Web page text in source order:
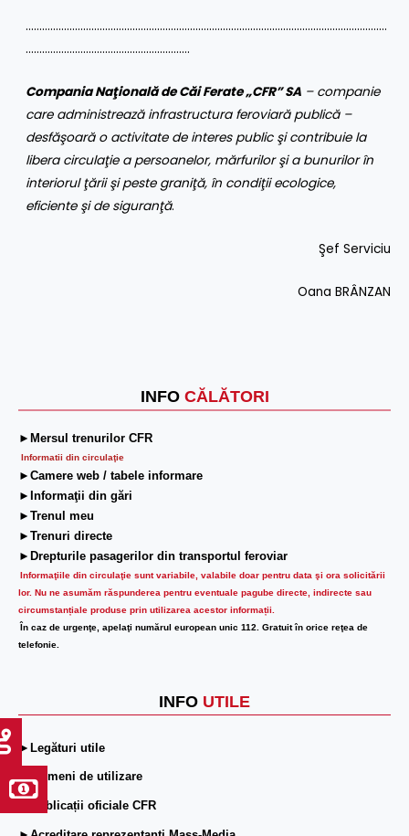
INFO CĂLĂTORI
►Mersul trenurilor CFR
Informatii din circulaţie
►Camere web / tabele informare
►Informaţii din gări
►Trenul meu
►Trenuri directe
►Drepturile pasagerilor din transportul feroviar
Informaţiile din circulaţie sunt variabile, valabile doar pentru data şi ora solicitării
lor. Nu ne asumăm răspunderea pentru eventuale pagube directe, indirecte sau
circumstanțiale produse prin utilizarea acestor informații.
În caz de urgenţe, apelaţi numărul european unic 112. Gratuit în orice reţea de
telefonie.
INFO UTILE
►Legături utile
►Termeni de utilizare
►Publicații oficiale CFR
……………………………………………………………………………………………………………………
……………………………………………………
Compania Naţională de Căi Ferate „CFR” SA – companie
care administrează infrastructura feroviară publică –
desfăşoară o activitate de interes public şi contribuie la
libera circulaţie a persoanelor, mărfurilor şi a bunurilor în
interiorul ţării şi peste graniţă, în condiţii ecologice,
eficiente şi de siguranţă.
Şef Serviciu
Oana BRÂNZAN